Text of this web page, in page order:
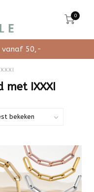
0
vanaf 50,-
met IXXXI